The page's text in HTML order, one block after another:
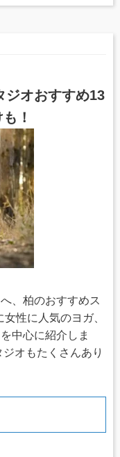
ジオおすすめ13
！
、柏のおすすめス
性に人気のヨガ、
中心に紹介しま
オもたくさんあり